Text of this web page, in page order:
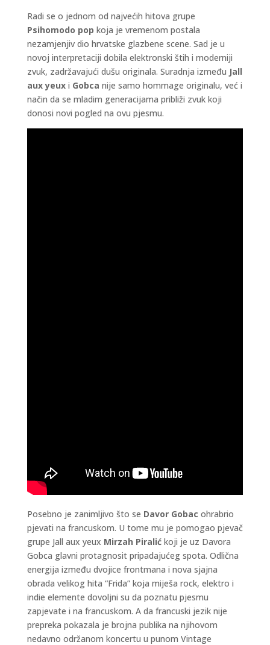
Radi se o jednom od najvećih hitova grupe
Psihomodo pop koja je vremenom postala
nezamjenjiv dio hrvatske glazbene scene. Sad je u
novoj interpretaciji dobila elektronski štih i moderniji
zvuk, zadržavajući dušu originala. Suradnja između Jall
aux yeuxi Gobca nije samo hommage originalu, već i
način da se mladim generacijama približi zvuk koji
donosi novi pogled na ovu pjesmu.
Posebno je zanimljivo što se Davor Gobac ohrabrio
pjevati na francuskom. U tome mu je pomogao pjevač
grupe Jall aux yeux Mirzah Piralić koji je uz Davora
Gobca glavni protagnosit pripadajućeg spota. Odlična
energija između dvojice frontmana i nova sjajna
obrada velikog hita “Frida” koja miješa rock, elektro i
indie elemente dovoljni su da poznatu pjesmu
zapjevate i na francuskom. A da francuski jezik nije
prepreka pokazala je brojna publika na njihovom
nedavno održanom koncertu u punom Vintage